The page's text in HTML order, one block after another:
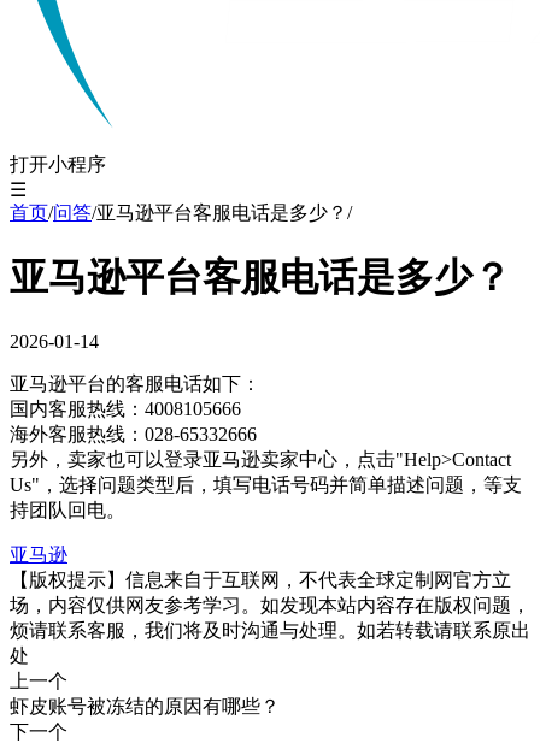
打开小程序
☰
首页/问答/亚马逊平台客服电话是多少？ /
亚马逊平台客服电话是多少？
2026-01-14
亚马逊平台的客服电话如下：
国内客服热线：4008105666
海外客服热线：028-65332666
另外，卖家也可以登录亚马逊卖家中心，点击"Help>Contact
Us"，选择问题类型后，填写电话号码并简单描述问题，等支
持团队回电。
亚马逊
【版权提示】信息来自于互联网，不代表全球定制网官方立
场，内容仅供网友参考学习。如发现本站内容存在版权问题，
烦请联系客服，我们将及时沟通与处理。如若转载请联系原出
处
上一个
虾皮账号被冻结的原因有哪些？
下一个